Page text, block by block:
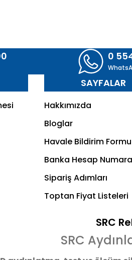
0
SAYFALAR
Hakkımızda
Bloglar
Havale Bildirim Formu
Banka Hesap
Sipariş Adımları
Toptan Fiyat Listeleri
SRC
SRC